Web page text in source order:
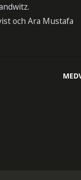
och Ara Mustafa